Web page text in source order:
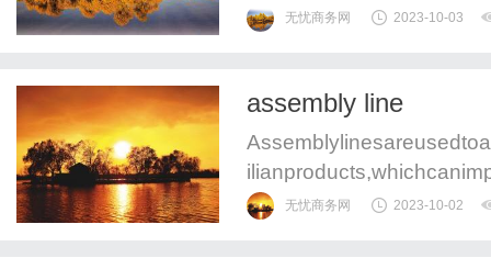
控制系统，实时监控车辆
他车辆，并将信息传输给
无忧商务网 2023-10-03
assembly line
无忧商务网 2023-10-02